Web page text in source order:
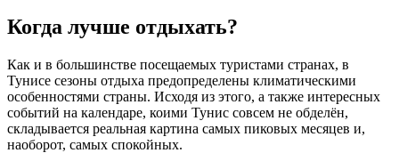
Когда лучше отдыхать?
Как и в большинстве посещаемых туристами странах, в
Тунисе сезоны отдыха предопределены климатическими
особенностями страны. Исходя из этого, а также интересных
событий на календаре, коими Тунис совсем не обделён,
складывается реальная картина самых пиковых месяцев и,
наоборот, самых спокойных.